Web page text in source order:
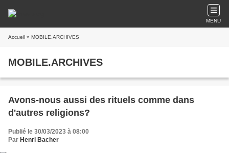
MENU
Accueil » MOBILE.ARCHIVES
MOBILE.ARCHIVES
Avons-nous aussi des rituels comme dans
d'autres religions?
Publié le 30/03/2023 à 08:00
Par Henri Bacher